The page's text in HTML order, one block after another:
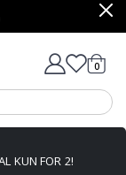
0varer
KUN FOR 2!